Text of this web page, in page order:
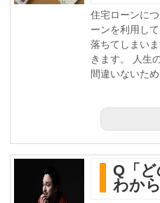
住宅ローンに
ーンを利用し
落ちてしまい
きます。 人生
間違いないため
Q「
わか